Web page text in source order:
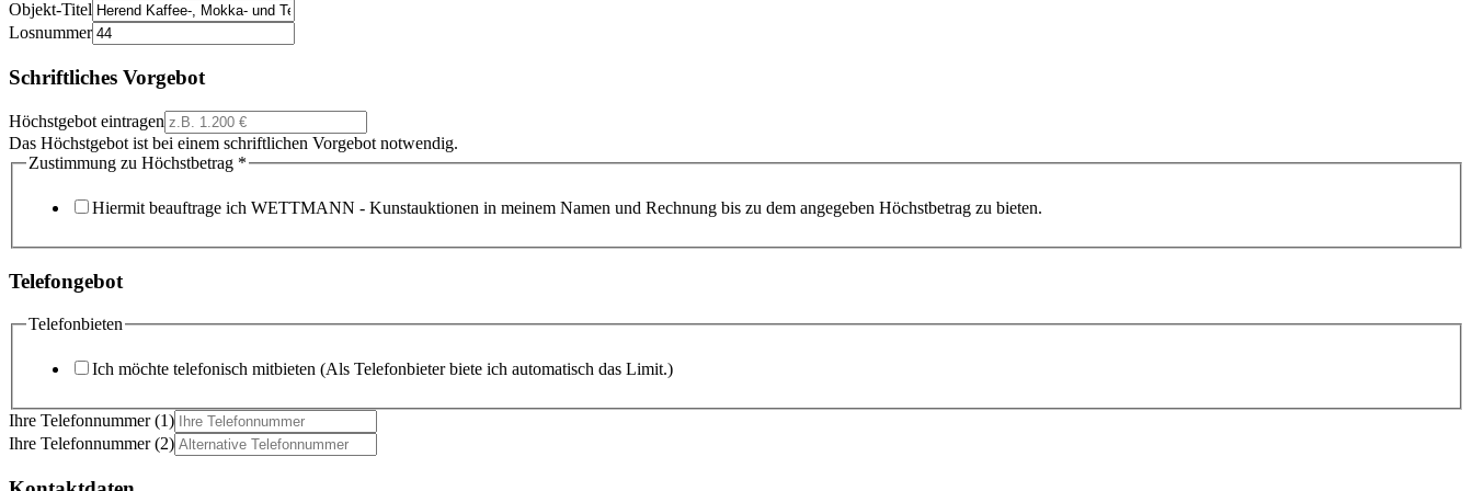
Objekt-Titel
Losnummer
Schriftliches Vorgebot
Höchstgebot eintragen
Das Höchstgebot ist bei einem schriftlichen Vorgebot notwendig.
Zustimmung zu Höchstbetrag *
Hiermit beauftrage ich WETTMANN - Kunstauktionen in meinem Namen und Rechnung bis zu dem angegeben Höchstbetrag zu bieten.
Telefongebot
Telefonbieten
Ich möchte telefonisch mitbieten (Als Telefonbieter biete ich automatisch das Limit.)
Ihre Telefonnummer (1)
Ihre Telefonnummer (2)